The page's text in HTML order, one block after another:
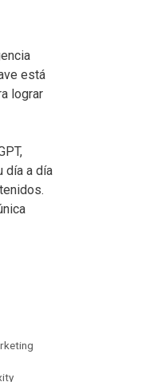
está
lograr
día a día